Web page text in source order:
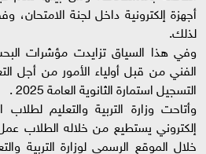
أجهزة إلكترونية داخل لجنة الامتحان،
لذلك.
وفي هذا السياق تزايدت مؤشرات البحث
الفني من قبل أولياء الأمور من أجل
التسجيل استمارة الثانوية العامة 2025 .
وأتاحت وزارة التربية والتعليم
إلكتروني يستطيع من خلاله الطلاب عمل
خلال الموقع الرسمي لوزارة التربية